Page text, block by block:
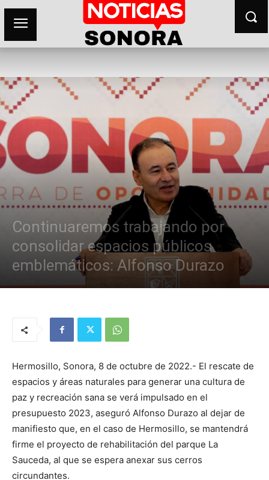
Continuaremos trabajando por
consolidar espacios públicos
emblemáticos: Alfonso Durazo
Hermosillo, Sonora, 8 de octubre de 2022.- El rescate de
espacios y áreas naturales para generar una cultura de
paz y recreación sana se verá impulsado en el
presupuesto 2023, aseguró Alfonso Durazo al dejar de
manifiesto que, en el caso de Hermosillo, se mantendrá
firme el proyecto de rehabilitación del parque La
Sauceda, al que se espera anexar sus cerros
circundantes.